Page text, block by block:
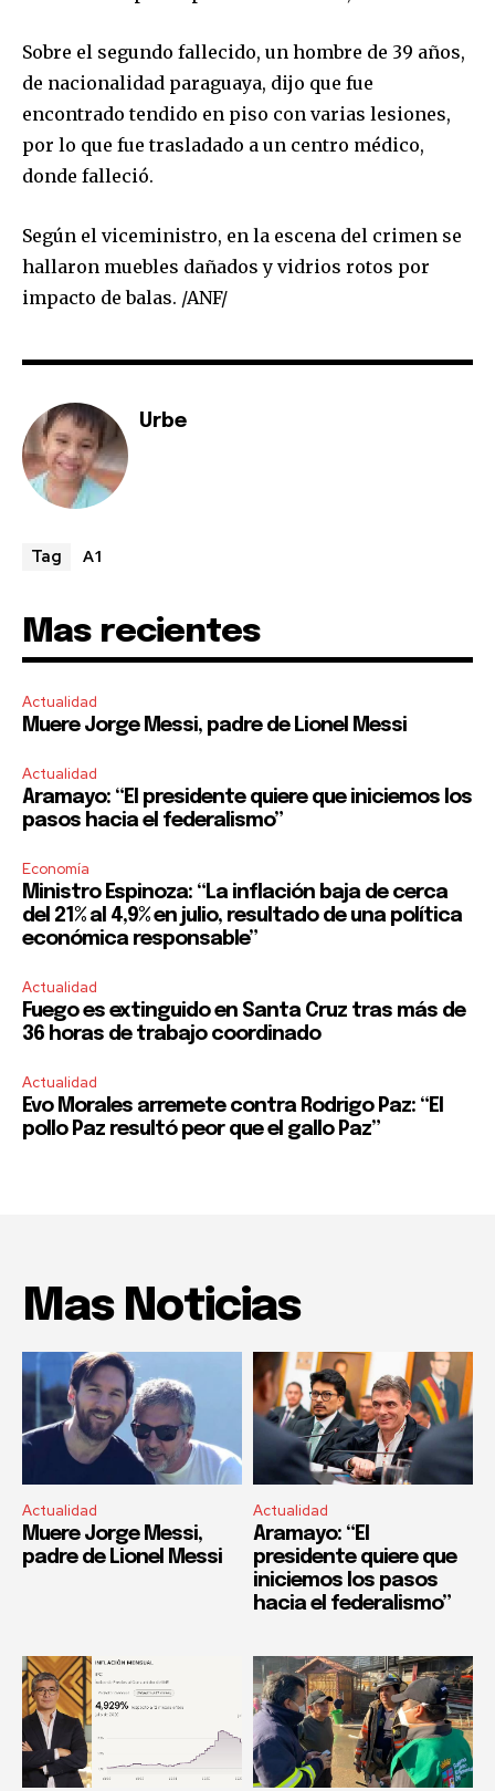
I've read and accept the
Sobre el segundo fallecido, un hombre de 39 años,
de nacionalidad paraguaya, dijo que fue
encontrado tendido en piso con varias lesiones,
por lo que fue trasladado a un centro médico,
donde falleció.
Según el viceministro, en la escena del crimen se
hallaron muebles dañados y vidrios rotos por
impacto de balas. /ANF/
Urbe
Tag A1
Mas recientes
Actualidad
Muere Jorge Messi, padre de Lionel Messi
Actualidad
Aramayo: “El presidente quiere que iniciemos los
pasos hacia el federalismo”
Economía
Ministro Espinoza: “La inflación baja de cerca
del 21% al 4,9% en julio, resultado de una política
económica responsable”
Actualidad
Fuego es extinguido en Santa Cruz tras más de
36 horas de trabajo coordinado
Actualidad
Evo Morales arremete contra Rodrigo Paz: “El
pollo Paz resultó peor que el gallo Paz”
Mas Noticias
Actualidad
Muere Jorge Messi,
padre de Lionel Messi
Actualidad
Aramayo: “El
presidente quiere que
iniciemos los pasos
hacia el federalismo”